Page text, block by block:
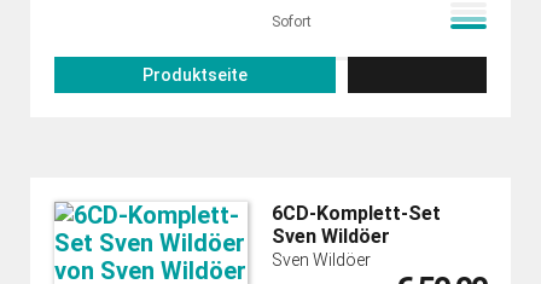
Sofort
Produktseite
6CD-Komplett-Set
Sven Wildöer
Sven Wildöer